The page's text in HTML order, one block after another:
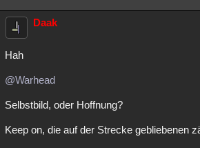
Daak
Hah
@Warhead
Selbstbild, oder Hoffnung?
Keep on, die auf der Strecke gebliebenen